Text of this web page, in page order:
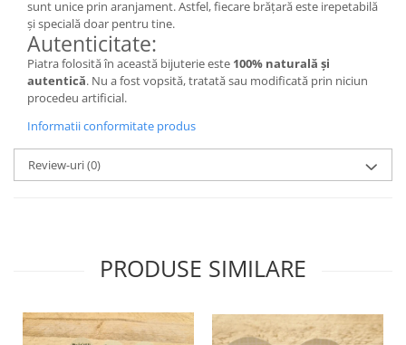
Șervețel ecologic pentru sandiș
Săculeț pentru ronțăieli
Dischete cosmetice
Capac textil pentru vase și farfurii
Suport pentru tacâmuri de
călătorie
Sac reutilizabil pentru fructe și
TOATE Produsele Zero Waste
sunt unice prin aranjament. Astfel, fiecare brățară este irepetabilă
și specială doar pentru tine.
Autenticitate:
Piatra folosită în această bijuterie este 100% naturală și
autentică. Nu a fost vopsită, tratată sau modificată prin niciun
procedeu artificial.
Informatii conformitate produs
Review-uri(0)
PRODUSE SIMILARE